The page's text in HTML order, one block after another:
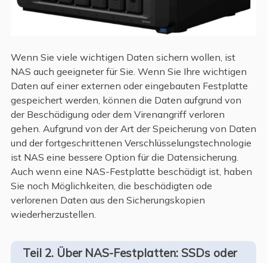
Wenn Sie viele wichtigen Daten sichern wollen, ist
NAS auch geeigneter für Sie. Wenn Sie Ihre wichtigen
Daten auf einer externen oder eingebauten Festplatte
gespeichert werden, können die Daten aufgrund von
der Beschädigung oder dem Virenangriff verloren
gehen. Aufgrund von der Art der Speicherung von Daten
und der fortgeschrittenen Verschlüsselungstechnologie
ist NAS eine bessere Option für die Datensicherung.
Auch wenn eine NAS-Festplatte beschädigt ist, haben
Sie noch Möglichkeiten, die beschädigten ode
verlorenen Daten aus den Sicherungskopien
wiederherzustellen.
Teil 2. Über NAS-Festplatten: SSDs oder